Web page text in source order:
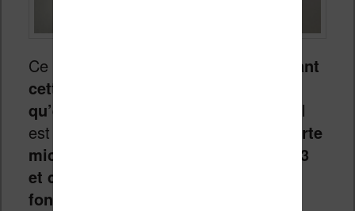
Ce point est une déception :
en achetant
cette machine je n’avais pas saisie
qu’elle est dépourvue de stockage
. Il
est donc
nécessaire d’utiliser une carte
micro-SD contenant des fichiers MP3
et des ebooks pour la faire
fonctionner